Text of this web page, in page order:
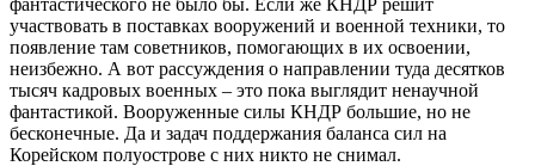
участвовать в поставках вооружений и военной техники, то
появление там советников, помогающих в их освоении,
неизбежно. А вот рассуждения о направлении туда десятков
тысяч кадровых военных – это пока выглядит ненаучной
фантастикой. Вооруженные силы КНДР большие, но не
бесконечные. Да и задач поддержания баланса сил на
Корейском полуострове с них никто не снимал.